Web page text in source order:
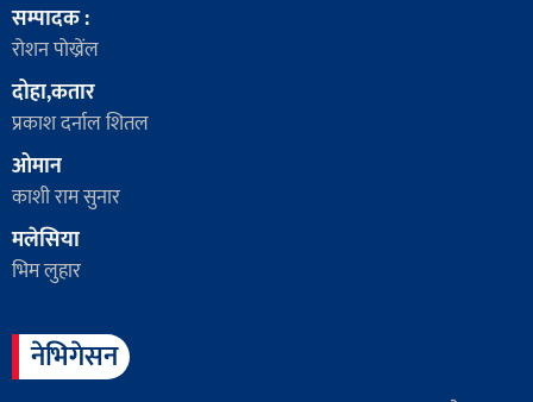
सम्पादक :
रोशन पोख्रेंल
दोहा,कतार
प्रकाश दर्नाल शितल
ओमान
काशी राम सुनार
मलेसिया
भिम लुहार
नेभिगेसन